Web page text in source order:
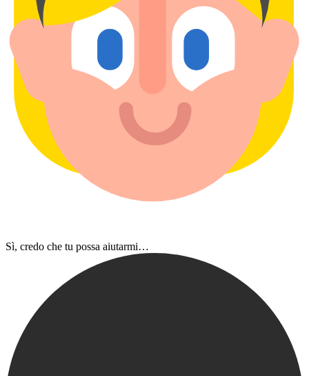
Sì, credo che tu possa aiutarmi…